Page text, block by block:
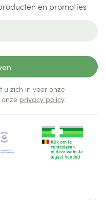
en promoties
u zich in voor onze
privacy policy.